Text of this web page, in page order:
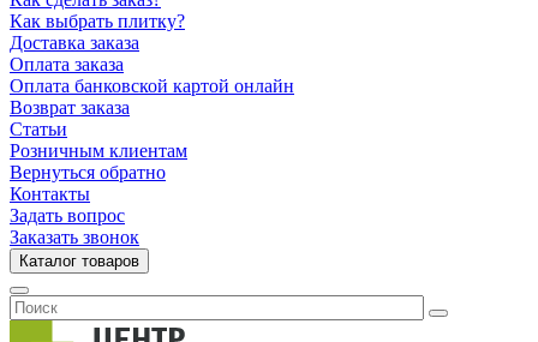
Как выбрать плитку?
Доставка заказа
Оплата заказа
Оплата банковской картой онлайн
Возврат заказа
Статьи
Розничным клиентам
Вернуться обратно
Контакты
Задать вопрос
Заказать звонок
Каталог товаров